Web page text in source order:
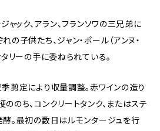
ック、アラン、フランソワの三兄弟に
の子供たち、ジャン・ポール（アンヌ・
タリーの手に委ねられている。
剪定により収量調整。赤ワインの造り
のち、コンクリートタンク、またはステ
酵。最初の数日はルモンタージュを行